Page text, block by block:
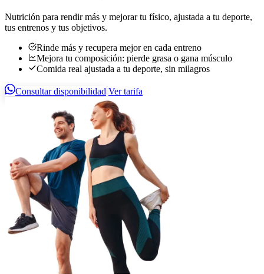
Nutrición para rendir más y mejorar tu físico, ajustada a tu deporte,
tus entrenos y tus objetivos.
Rinde más y recupera mejor en cada entreno
Mejora tu composición: pierde grasa o gana músculo
Comida real ajustada a tu deporte, sin milagros
Consultar disponibilidad Ver tarifa